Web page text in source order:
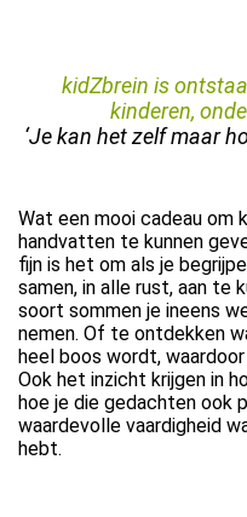
kidZbrein is
kinderen,
‘Je kan het zelf maar
Wat een mooi cadeau om
handvatten te kunnen
fijn is het om als je
samen, in alle rust, aan te
soort sommen je ineens
nemen. Of te ontdekken
heel boos wordt,
Ook het inzicht krijgen in
hoe je die gedachten ook
waardevolle vaardigheid
hebt.